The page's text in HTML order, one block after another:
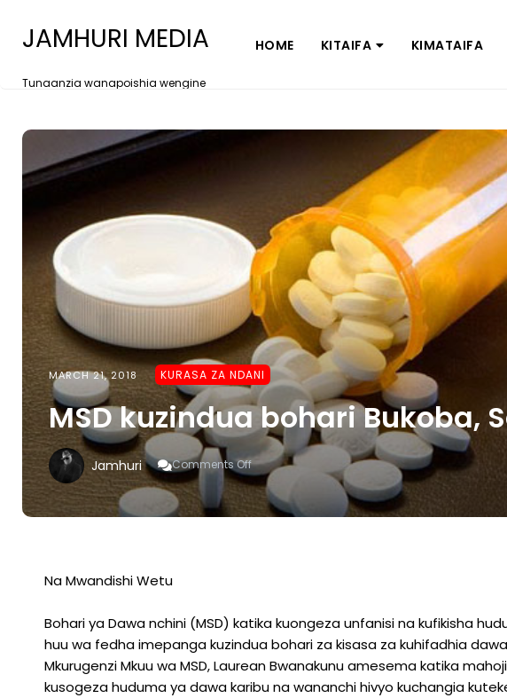
JAMHURI MEDIA
Tunaanzia wanapoishia wengine
HOME KITAIFA KIMATAIFA
MARCH 21, 2018 KURASA ZA NDANI
MSD kuzindua bohari Bukoba,
Jamhuri Comments Off
On
MSD
Kuzindua
Bohari
Na Mwandishi Wetu
Bohari ya Dawa nchini (MSD) katika kuongeza unfanisi na kufikisha
huu wa fedha imepanga kuzindua bohari za kisasa za kuhifadhia
Mkurugenzi Mkuu wa MSD, Laurean Bwanakunu amesema katika
kusogeza huduma ya dawa karibu na wananchi hivyo kuchangia